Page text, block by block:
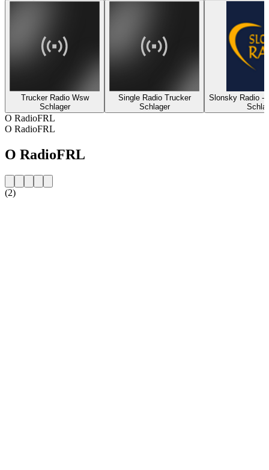
Trucker Radio Wsw
Schlager
Single Radio Trucker
Schlager
Slonsky Radio -
O RadioFRL
O RadioFRL
O RadioFRL
(2)